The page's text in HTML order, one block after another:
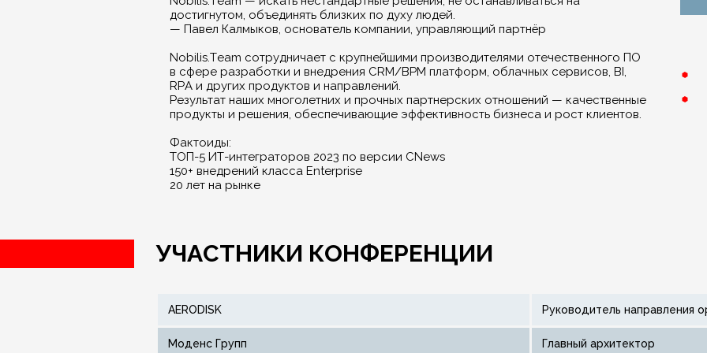
достигнутом, объединять близких по духу людей.
— Павел Калмыков, основатель компании, управляющий партнёр
Nobilis.Team сотрудничает с крупнейшими производителями отечественного ПО
в сфере разработки и внедрения CRM/BPM платформ, облачных сервисов, BI,
RPA и других продуктов и направлений.
Результат наших многолетних и прочных партнерских отношений — качественные
продукты и решения, обеспечивающие эффективность бизнеса и рост клиентов.
Фактоиды:
ТОП-5 ИТ-интеграторов 2023 по версии CNews
150+ внедрений класса Enterprise
20 лет на рынке
УЧАСТНИКИ КОНФЕРЕНЦИИ
AERODISK Руководитель направления
Моденс Групп Главный архитектор